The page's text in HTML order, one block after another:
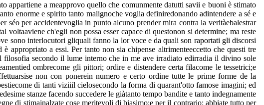
appartiene a meapprovo quello che comunmente datutti savii e buoni è stimato
enorme e spirito tanto malignoche voglia definiredonando adintendere a sé e
séo per accidentevoglia in punto alcuno prender mira contra la veritàebalestrar
ch'egli non possa esser capace di questonon si determine; ma reste
sono interlocutori gliquali fanno la lor voce e da quali son raportati gli discorsi
appropriato a essi. Per tanto non sia chipense altrimenteeccetto che questi tre
secondo il lume interno che in me ave irradiato edirradia il divino sole
ombrecome gli pittori; ordire e distendere certa filacome le tessetrici;e
non con ponerein numero e certo ordine tutte le prime forme de la
di tanti viziiil cielosecondo la forma di quarant'otto famose imagini; ed
stanze facendo succedere le giàtanto tempo bandite e tanto indegnamente
di stimainalzate cose meritevoli di biasimo;e per il contrario; abbiate tutto per